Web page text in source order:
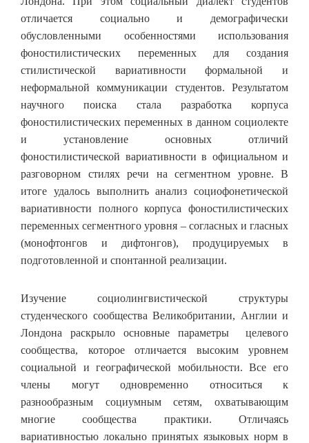
отличается социально и демографически
обусловленными особенностями использования
фоностилистических переменных для создания
стилистической вариативности формальной и
неформальной коммуникации студентов. Результатом
научного поиска стала разработка корпуса
фоностилистических переменных в данном социолекте
и установление основных отличий
фоностилистической вариативности в официальном и
разговорном стилях речи на сегментном уровне. В
итоге удалось выполнить анализ социофонетической
вариативности полного корпуса фоностилистических
переменных сегментного уровня – согласных и гласных
(монофтонгов и дифтонгов), продуцируемых в
подготовленной и спонтанной реализации.
Изучение социолингвистической структуры
студенческого сообщества Великобритании, Англии и
Лондона раскрыло основные параметры целевого
сообщества, которое отличается высоким уровнем
социальной и географической мобильности. Все его
члены могут одновременно относиться к
разнообразным социумным сетям, охватывающим
многие сообщества практики. Отличаясь
вариативностью локально принятых языковых норм в